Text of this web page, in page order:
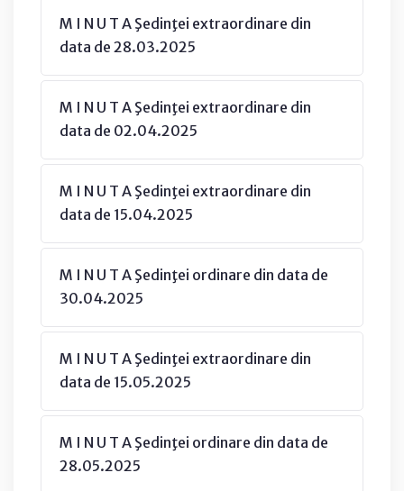
M I N U T A Şedinţei extraordinare din
data de 28.03.2025
M I N U T A Şedinţei extraordinare din
data de 02.04.2025
M I N U T A Şedinţei extraordinare din
data de 15.04.2025
M I N U T A Şedinţei ordinare din data de
30.04.2025
M I N U T A Şedinţei extraordinare din
data de 15.05.2025
M I N U T A Şedinţei ordinare din data de
28.05.2025